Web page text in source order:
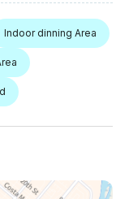
Indoor dinning Area